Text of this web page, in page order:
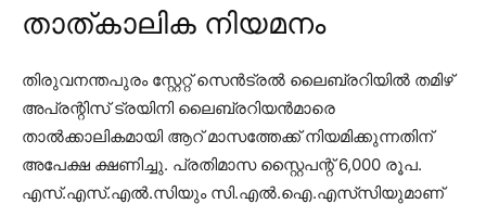
താത്കാലിക നിയമനം
തിരുവനന്തപുരം സ്റ്റേറ്റ് സെൻട്രൽ ലൈബ്രറിയിൽ തമിഴ്
അപ്രന്റിസ് ട്രയിനി ലൈബ്രറിയൻമാരെ
താൽക്കാലികമായി ആറ് മാസത്തേക്ക് നിയമിക്കുന്നതിന്
അപേക്ഷ ക്ഷണിച്ചു. പ്രതിമാസ സ്റ്റൈപന്റ് 6,000 രൂപ.
എസ്.എസ്.എൽ.സിയും സി.എൽ.ഐ.എസ്‌സിയുമാണ്